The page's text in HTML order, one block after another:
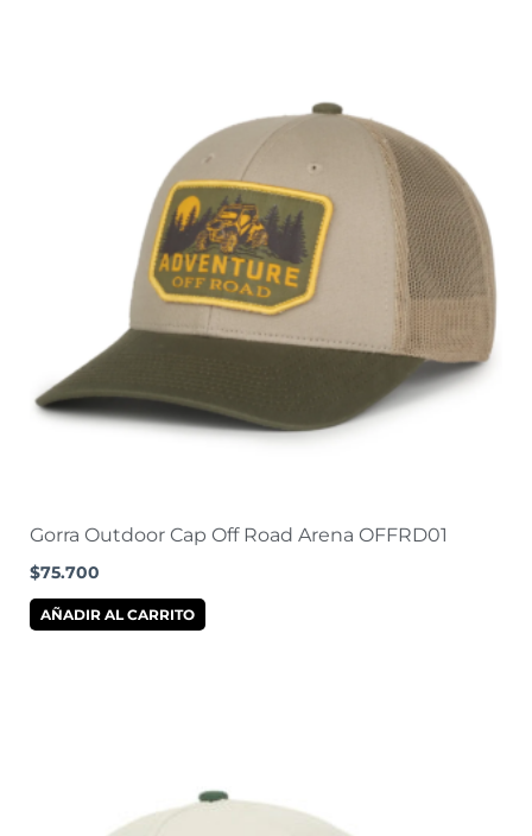
Gorra Outdoor Cap Off Road Arena OFFRD01
$75.700
AÑADIR AL CARRITO